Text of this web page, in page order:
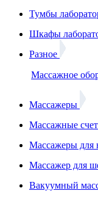
Тумбы
Шкафы
Разное
Массажное
Массажеры
Массажные
Массажеры для
Массажер для
Вакуумный